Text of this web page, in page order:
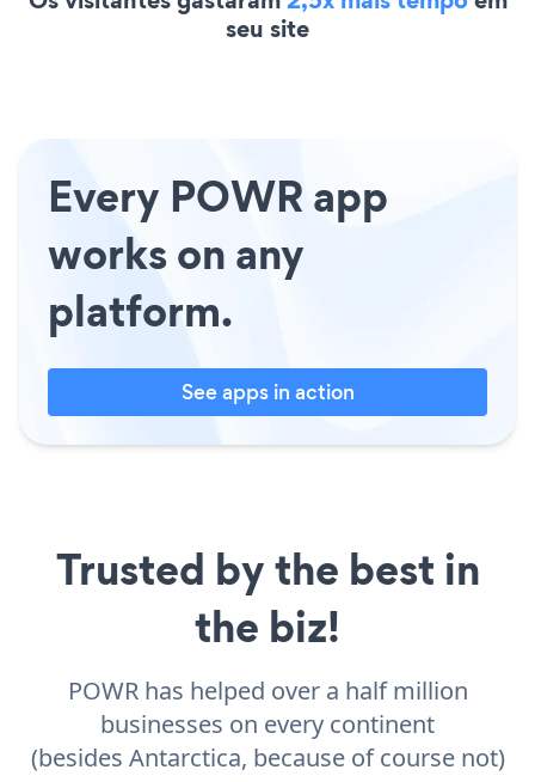
seu site
Every POWR app
works on any
platform.
See apps in action
Trusted by the best in
the biz!
POWR has helped over a half million
businesses on every continent
(besides Antarctica, because of course not)